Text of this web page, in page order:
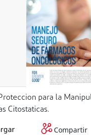
para la
Citostaticas.
Compartir